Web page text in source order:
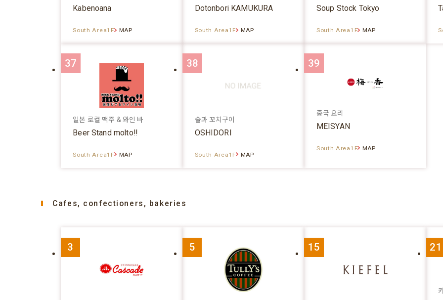
Kabenoana
South Area1F MAP
Dotonbori KAMUKURA
South Area1F MAP
Soup Stock Tokyo
South Area1F MAP
37
일본 로컬 맥주 & 와인 바
Beer Stand molto!!
South Area1F MAP
38
술과 꼬치구이
OSHIDORI
South Area1F MAP
39
중국 요리
MEISYAN
South Area1F MAP
Cafes, confectioners, bakeries
3 5 15 21